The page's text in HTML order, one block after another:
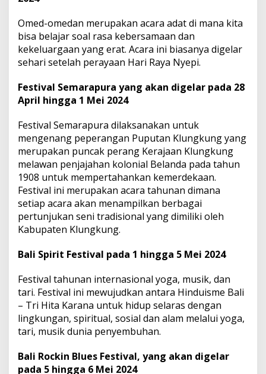
Omed-omedan merupakan acara adat di mana kita
bisa belajar soal rasa kebersamaan dan
kekeluargaan yang erat. Acara ini biasanya digelar
sehari setelah perayaan Hari Raya Nyepi.
Festival Semarapura yang akan digelar pada 28
April hingga 1 Mei 2024
Festival Semarapura dilaksanakan untuk
mengenang peperangan Puputan Klungkung yang
merupakan puncak perang Kerajaan Klungkung
melawan penjajahan kolonial Belanda pada tahun
1908 untuk mempertahankan kemerdekaan.
Festival ini merupakan acara tahunan dimana
setiap acara akan menampilkan berbagai
pertunjukan seni tradisional yang dimiliki oleh
Kabupaten Klungkung.
Bali Spirit Festival pada 1 hingga 5 Mei 2024
Festival tahunan internasional yoga, musik, dan
tari. Festival ini mewujudkan antara Hinduisme Bali
– Tri Hita Karana untuk hidup selaras dengan
lingkungan, spiritual, sosial dan alam melalui yoga,
tari, musik dunia penyembuhan.
Bali Rockin Blues Festival, yang akan digelar
pada 5 hingga 6 Mei 2024